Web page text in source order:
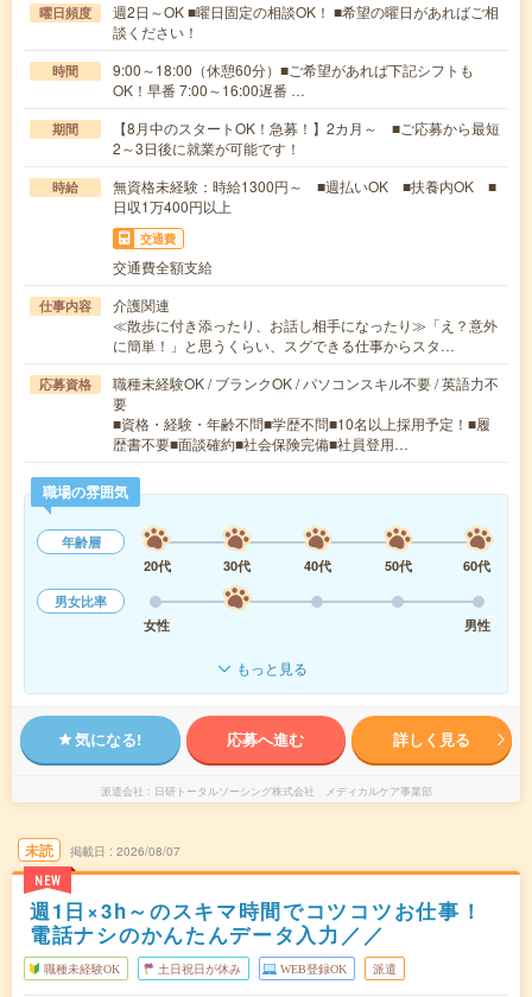
曜日頻度
週2日～OK ■曜日固定の相談OK！ ■希望の曜日があればご相
談ください！
時間
9:00～18:00（休憩60分）■ご希望があれば下記シフトも
OK！早番 7:00～16:00遅番 …
期間
【8月中のスタートOK！急募！】2カ月～ ■ご応募から最短
2～3日後に就業が可能です！
時給
無資格未経験：時給1300円～ ■週払いOK ■扶養内OK ■
日収1万400円以上
交通費
交通費全額支給
仕事内容
介護関連
≪散歩に付き添ったり、お話し相手になったり≫「え？意外
に簡単！」と思うくらい、スグできる仕事からスタ…
応募資格
職種未経験OK / ブランクOK / パソコンスキル不要 / 英語力不
要
■資格・経験・年齢不問■学歴不問■10名以上採用予定！■履
歴書不要■面談確約■社会保険完備■社員登用…
職場の雰囲気
年齢層
20代
30代 40代 50代
60代
男女比率
女性
男性
もっと見る
気になる! 応募へ進む 詳しく見る
派遣会社 日研トータルソーシング株式会社 メディカルケア事業部
未読
NEW
掲載日 2026/08/07
週1日×3h～のスキマ時間でコツコツお仕事！
電話ナシのかんたんデータ入力／／
職種未経験OK 土日祝日が休み WEB登録OK 派遣